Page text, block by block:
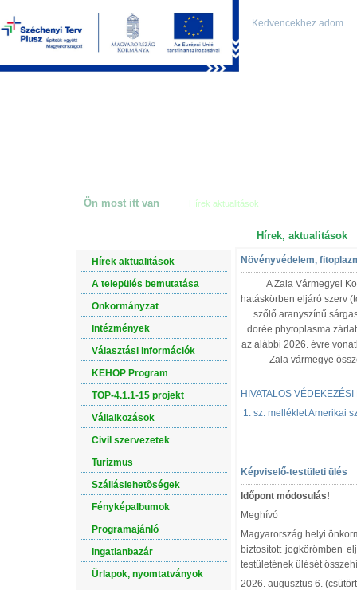
Kezdőlapnak beállítom Kedvencekhez adom
Ön most itt van Hírek aktualitások
Hírek aktualitások
A település bemutatása
Önkormányzat
Intézmények
Választási információk
KEHOP Program
TOP-4.1.1-15 projekt
Vállalkozások
Civil szervezetek
Turizmus
Szálláslehetõségek
Fényképalbumok
Programajánló
Ingatlanbazár
Űrlapok, nyomtatványok
Hírek, aktualitások
Növényvédelem,
A Zala Vármegyei
hatáskörben eljáró szerv
szőlő aranyszínű
dorée phytoplasma
az alábbi 2026. évre
Zala vármegye
HIVATALOS
1. sz. melléklet Amerikai
Képviselő-testületi ülés
Időpont módosulás!
Meghívó
Magyarország helyi
biztosított jogkörömben
testületének ülését
2026. augusztus 6.